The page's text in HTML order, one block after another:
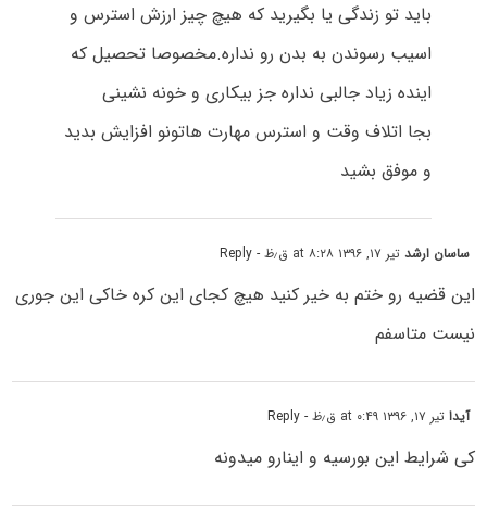
باید تو زندگی یا بگیرید که هیچ چیز ارزش استرس و
اسیب رسوندن به بدن رو نداره.مخصوصا تحصیل که
اینده زیاد جالبی نداره جز بیکاری و خونه نشینی
بجا اتلاف وقت و استرس مهارت هاتونو افزایش بدید
و موفق بشید
ساسان ارشدتیر ۱۷, ۱۳۹۶ at ۸:۲۸ ق٫ظ - Reply
این قضیه رو ختم به خیر کنید هیچ کجای این کره خاکی این جوری
نیست متاسفم
آیداتیر ۱۷, ۱۳۹۶ at ۰:۴۹ ق٫ظ - Reply
کی شرایط این بورسیه و اینارو میدونه